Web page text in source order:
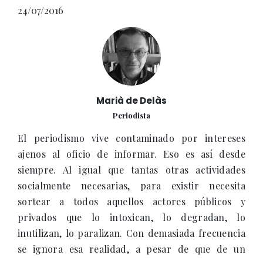
24/07/2016
Marià de Delàs
Periodista
El periodismo vive contaminado por intereses
ajenos al oficio de informar. Eso es así desde
siempre. Al igual que tantas otras actividades
socialmente necesarias, para existir necesita
sortear a todos aquellos actores públicos y
privados que lo intoxican, lo degradan, lo
inutilizan, lo paralizan. Con demasiada frecuencia
se ignora esa realidad, a pesar de que de un